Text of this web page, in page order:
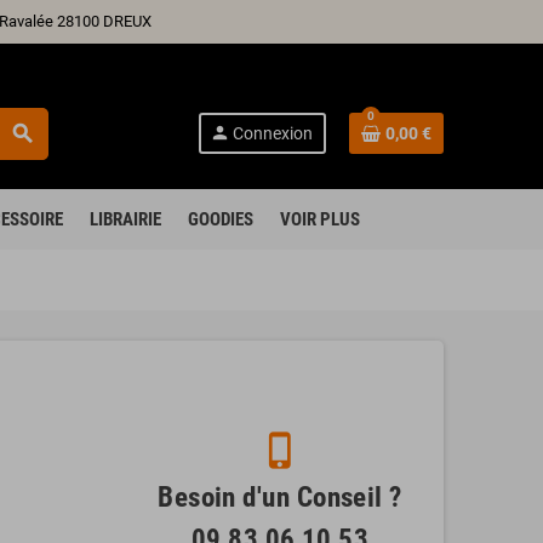
28100 DREUX
search person Connexion
0
0,00 €
LIBRAIRIE GOODIES VOIR PLUS
phone_iphone
Besoin d'un Conseil ?